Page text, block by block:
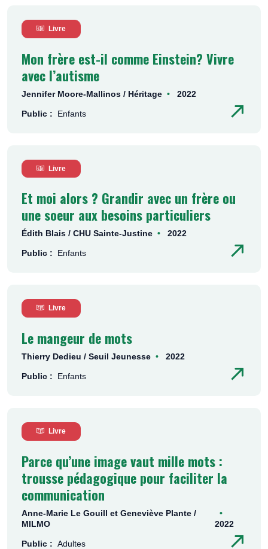
Livre
Mon frère est-il comme Einstein? Vivre
avec l’autisme
Jennifer Moore-Mallinos / Héritage 2022
Public : Enfants
Livre
Et moi alors ? Grandir avec un frère ou
une soeur aux besoins particuliers
Édith Blais / CHU Sainte-Justine 2022
Public : Enfants
Livre
Le mangeur de mots
Thierry Dedieu / Seuil Jeunesse 2022
Public : Enfants
Livre
Parce qu’une image vaut mille mots :
trousse pédagogique pour faciliter la
communication
Anne-Marie Le Gouill et Geneviève Plante /
MILMO
2022
Public : Adultes